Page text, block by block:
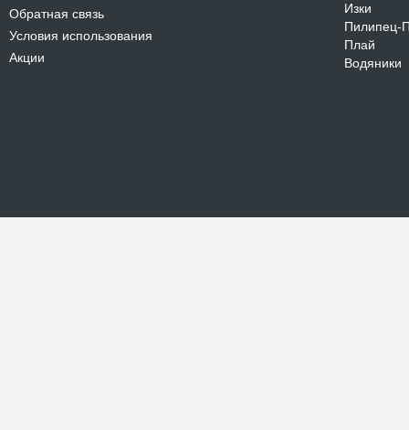
Обратная связь
Условия использования
Акции
Изки
Пилипец-
Плай
Водяники